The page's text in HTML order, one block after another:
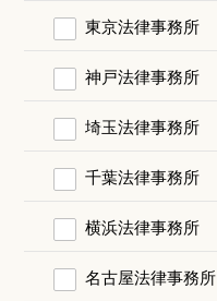
東京法律事務所
神戸法律事務所
埼玉法律事務所
千葉法律事務所
横浜法律事務所
名古屋法律事務所